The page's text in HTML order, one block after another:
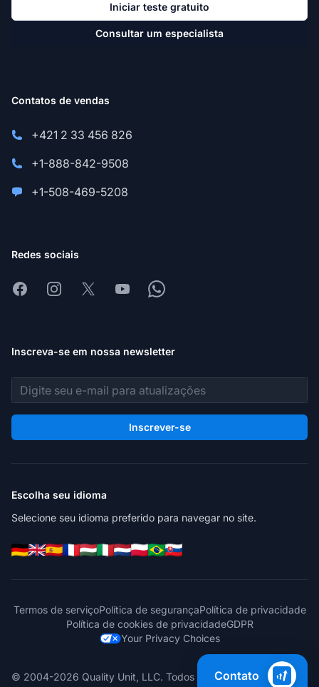
Iniciar teste gratuito
Consultar um especialista
Contatos de vendas
+421 2 33 456 826
+1-888-842-9508
+1-508-469-5208
Redes sociais
FacebookInstagram
X YoutubeWhatsapp
Inscreva-se em nossa newsletter
Endereço de e-mail
Inscrever-se
Escolha seu idioma
Selecione seu idioma preferido para navegar no site.
Termos de serviçoPolítica de segurançaPolítica de privacidade
Política de cookies de privacidadeGDPR
Your Privacy Choices
© 2004-2026 Quality Unit, LLC. Todos os direitos reservados.
Contato